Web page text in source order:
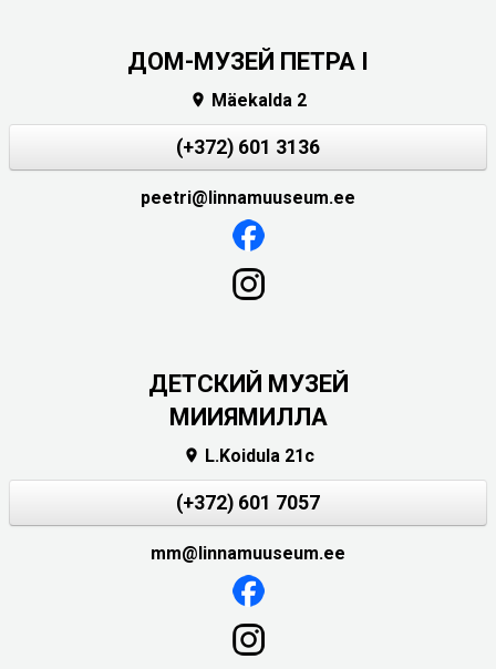
ДОМ-МУЗЕЙ ПЕТРА I
 Mäekalda 2
(+372) 601 3136
peetri@linnamuuseum.ee
ДЕТСКИЙ МУЗЕЙ
МИИЯМИЛЛА
 L.Koidula 21c
(+372) 601 7057
mm@linnamuuseum.ee